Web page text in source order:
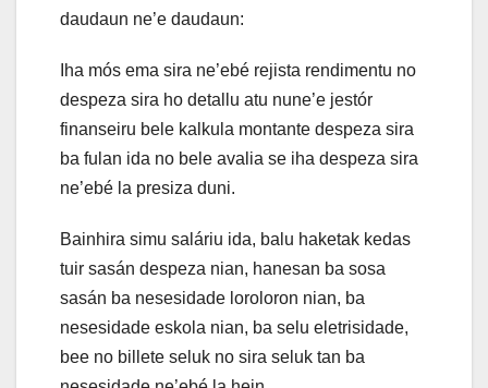
daudaun ne’e daudaun:
Iha mós ema sira ne’ebé rejista rendimentu no
despeza sira ho detallu atu nune’e jestór
finanseiru bele kalkula montante despeza sira
ba fulan ida no bele avalia se iha despeza sira
ne’ebé la presiza duni.
Bainhira simu saláriu ida, balu haketak kedas
tuir sasán despeza nian, hanesan ba sosa
sasán ba nesesidade loroloron nian, ba
nesesidade eskola nian, ba selu eletrisidade,
bee no billete seluk no sira seluk tan ba